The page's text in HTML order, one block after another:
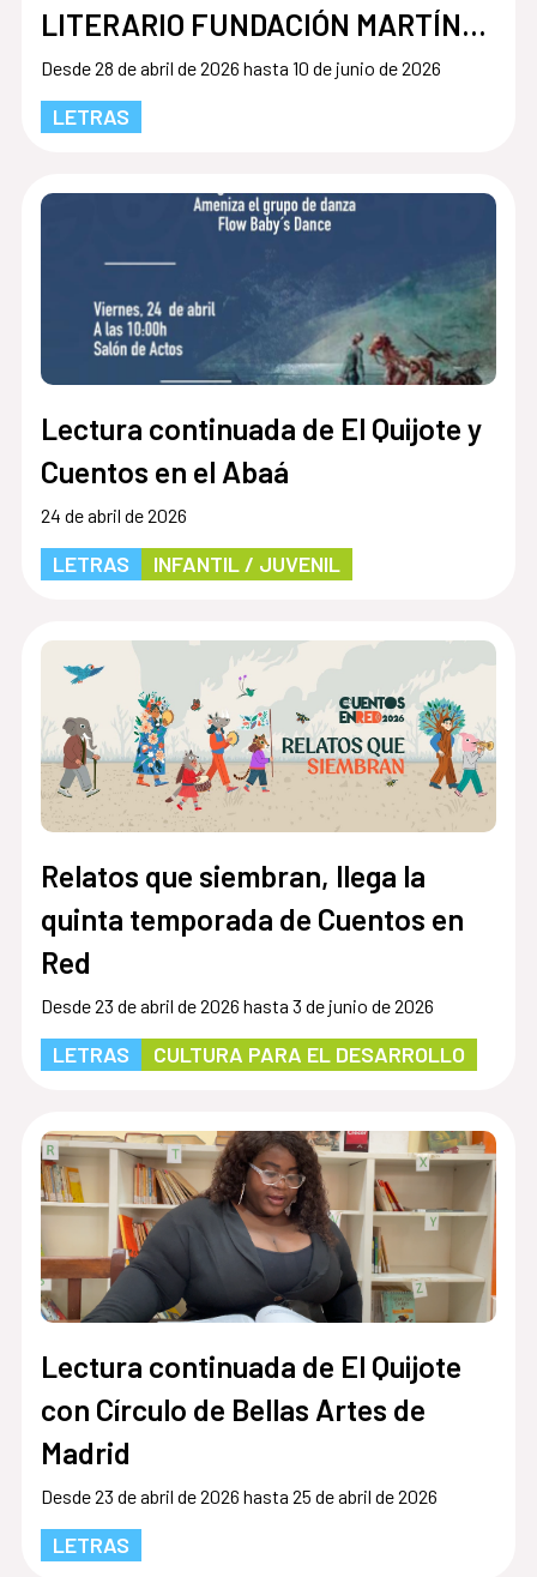
LITERARIO FUNDACIÓN MARTÍNEZ
HERMANOS
Desde 28 de abril de 2026 hasta 10 de junio de 2026
LETRAS
Lectura continuada de El Quijote y
Cuentos en el Abaá
24 de abril de 2026
LETRAS INFANTIL / JUVENIL
Relatos que siembran, llega la
quinta temporada de Cuentos en
Red
Desde 23 de abril de 2026 hasta 3 de junio de 2026
LETRAS CULTURA PARA EL DESARROLLO
Lectura continuada de El Quijote
con Círculo de Bellas Artes de
Madrid
Desde 23 de abril de 2026 hasta 25 de abril de 2026
LETRAS